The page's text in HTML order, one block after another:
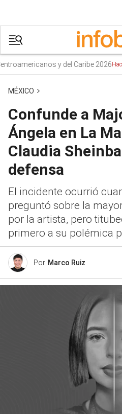
y del Caribe 2026Hace 10
MÉXICO
Confunde a
Ángela en La
Claudia
defensa
El incidente ocurrió
preguntó sobre la
por la artista, pero
primero a su polémica
Por Marco Ruiz